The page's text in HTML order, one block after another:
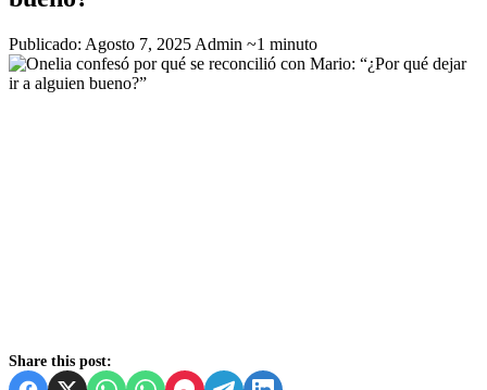
Publicado: Agosto 7, 2025 Admin ~1 minuto
Share this post: